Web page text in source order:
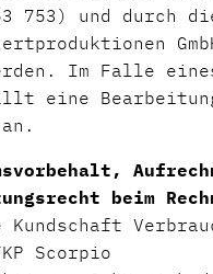
753) und durch
Im Falle
eine
beim
Scorpio